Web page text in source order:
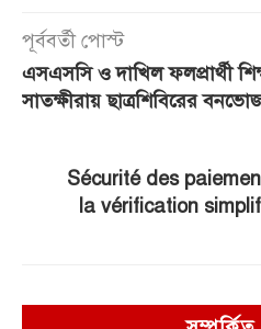
পূর্ববর্তী পোস্ট
এসএসসি ও দাখিল ফলপ্রার্থী
সাতক্ষীরায় ছাত্রশিবিরের
Sécurité des
la vérification